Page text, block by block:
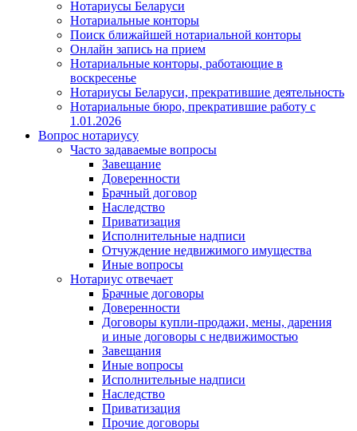
Нотариусы Беларуси
Нотариальные конторы
Поиск ближайшей нотариальной конторы
Онлайн запись на прием
Нотариальные конторы, работающие в
воскресенье
Нотариусы Беларуси, прекратившие деятельность
Нотариальные бюро, прекратившие работу с
1.01.2026
Вопрос нотариусу
Часто задаваемые вопросы
Завещание
Доверенности
Брачный договор
Наследство
Приватизация
Исполнительные надписи
Отчуждение недвижимого имущества
Иные вопросы
Нотариус отвечает
Брачные договоры
Доверенности
Договоры купли-продажи, мены, дарения
и иные договоры с недвижимостью
Завещания
Иные вопросы
Исполнительные надписи
Наследство
Приватизация
Прочие договоры